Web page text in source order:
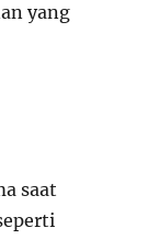
yang
saat